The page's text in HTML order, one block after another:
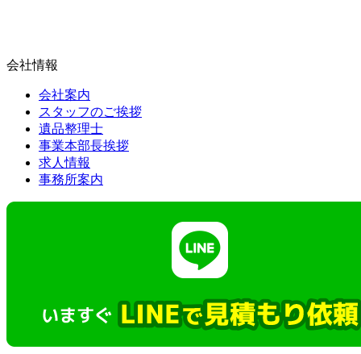
会社情報
会社案内
スタッフのご挨拶
遺品整理士
事業本部長挨拶
求人情報
事務所案内